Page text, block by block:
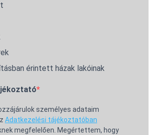
érintett házak lakóinak
személyes adataim
Adatkezelési tájékoztatóban
megfelelően. Megértettem, hogy